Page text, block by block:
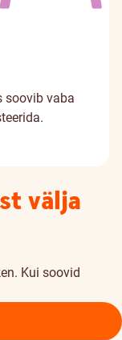
soovib vaba
välja
Kui soovid